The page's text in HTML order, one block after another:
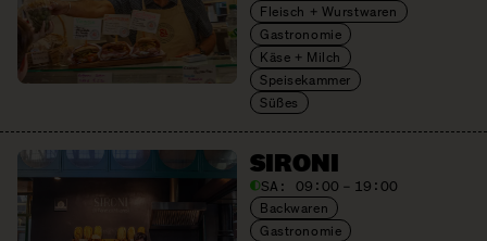
Fleisch + Wurstwaren
Gastronomie
Käse + Milch
Speisekammer
Süßes
SIRONI
SA:09:00 – 19:00
Backwaren
Gastronomie